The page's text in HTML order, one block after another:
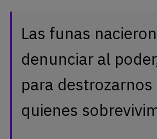
Las funas
denunciar al
para
quienes